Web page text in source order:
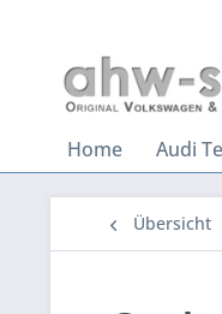
Home Audi
Übersicht